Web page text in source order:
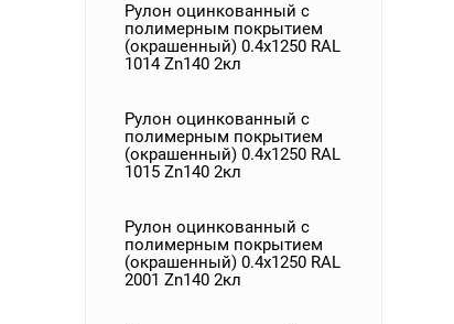
Рулон оцинкованный с
полимерным покрытием
(окрашенный) 0.4x1250 RAL
1014 Zn140 2кл
Рулон оцинкованный с
полимерным покрытием
(окрашенный) 0.4x1250 RAL
1015 Zn140 2кл
Рулон оцинкованный с
полимерным покрытием
(окрашенный) 0.4x1250 RAL
2001 Zn140 2кл